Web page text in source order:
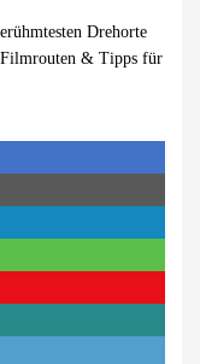
Drehorte
& Tipps für